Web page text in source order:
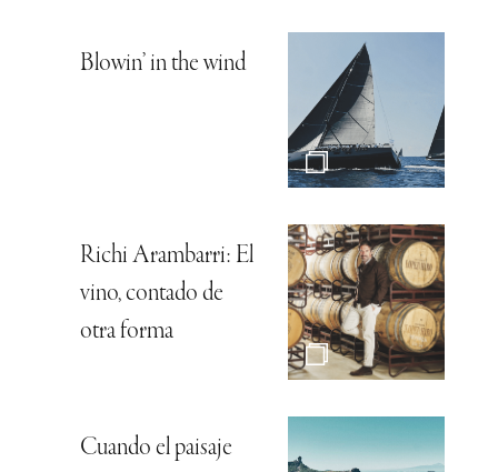
Blowin’ in the wind
Richi Arambarri: El
vino, contado de
otra forma
Cuando el paisaje